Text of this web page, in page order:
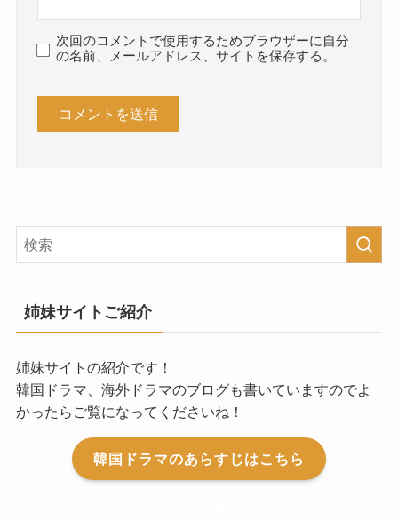
次回のコメントで使用するためブラウザーに自分
の名前、メールアドレス、サイトを保存する。
姉妹サイトご紹介
姉妹サイトの紹介です！
韓国ドラマ、海外ドラマのブログも書いていますのでよ
かったらご覧になってくださいね！
韓国ドラマのあらすじはこちら